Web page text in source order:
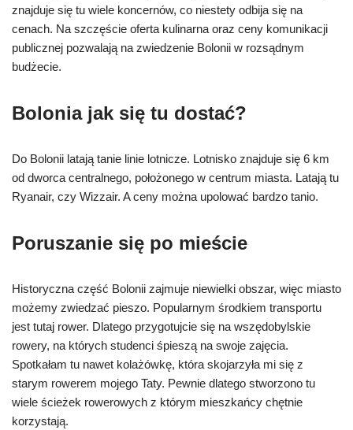
znajduje się tu wiele koncernów, co niestety odbija się na
cenach. Na szczęście oferta kulinarna oraz ceny komunikacji
publicznej pozwalają na zwiedzenie Bolonii w rozsądnym
budżecie.
Bolonia jak się tu dostać?
Do Bolonii latają tanie linie lotnicze. Lotnisko znajduje się 6 km
od dworca centralnego, położonego w centrum miasta. Latają tu
Ryanair, czy Wizzair. A ceny można upolować bardzo tanio.
Poruszanie się po mieście
Historyczna część Bolonii zajmuje niewielki obszar, więc miasto
możemy zwiedzać pieszo. Popularnym środkiem transportu
jest tutaj rower. Dlatego przygotujcie się na wszędobylskie
rowery, na których studenci śpieszą na swoje zajęcia.
Spotkałam tu nawet kolażówkę, która skojarzyła mi się z
starym rowerem mojego Taty. Pewnie dlatego stworzono tu
wiele ścieżek rowerowych z którym mieszkańcy chętnie
korzystają.